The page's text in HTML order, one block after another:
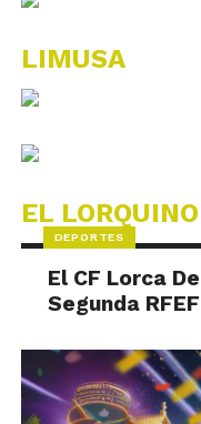
LIMUSA
EL
DEPORTES
El CF Lorca
Segunda RFEF